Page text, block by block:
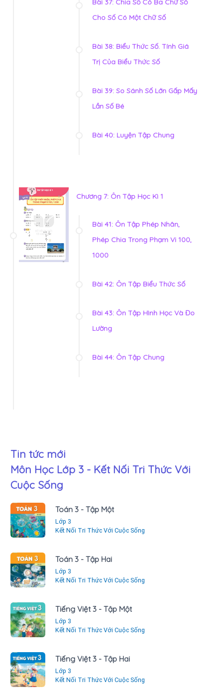
Bài 37: Chia Số Có Ba Chữ Số
Cho Số Có Một Chữ Số
Bài 38: Biểu Thức Số. Tính Giá
Trị Của Biểu Thức Số
Bài 39: So Sánh Số Lớn Gấp Mấy
Lần Số Bé
Bài 40: Luyện Tập Chung
Chương 7: Ôn Tập Học Kì 1
Bài 41: Ôn Tập Phép Nhân,
Phép Chia Trong Phạm Vi 100,
1000
Bài 42: Ôn Tập Biểu Thức Số
Bài 43: Ôn Tập Hình Học Và Đo
Lường
Bài 44: Ôn Tập Chung
Tin tức mới
Môn Học Lớp 3 - Kết Nối Tri Thức Với
Cuộc Sống
Toán 3 - Tập Một
Lớp 3
Kết Nối Tri Thức Với Cuộc Sống
Toán 3 - Tập Hai
Lớp 3
Kết Nối Tri Thức Với Cuộc Sống
Tiếng Việt 3 - Tập Một
Lớp 3
Kết Nối Tri Thức Với Cuộc Sống
Tiếng Việt 3 - Tập Hai
Lớp 3
Kết Nối Tri Thức Với Cuộc Sống